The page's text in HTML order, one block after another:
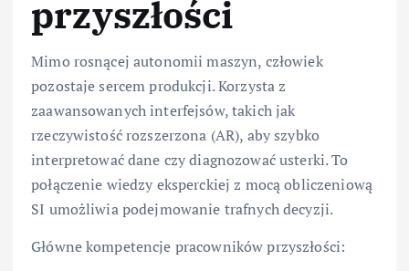
przyszłości
Mimo rosnącej autonomii maszyn, człowiek
pozostaje sercem produkcji. Korzysta z
zaawansowanych interfejsów, takich jak
rzeczywistość rozszerzona (AR), aby szybko
interpretować dane czy diagnozować usterki. To
połączenie wiedzy eksperckiej z mocą obliczeniową
SI umożliwia podejmowanie trafnych decyzji.
Główne kompetencje pracowników przyszłości: